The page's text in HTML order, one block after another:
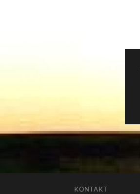
KONTAKT